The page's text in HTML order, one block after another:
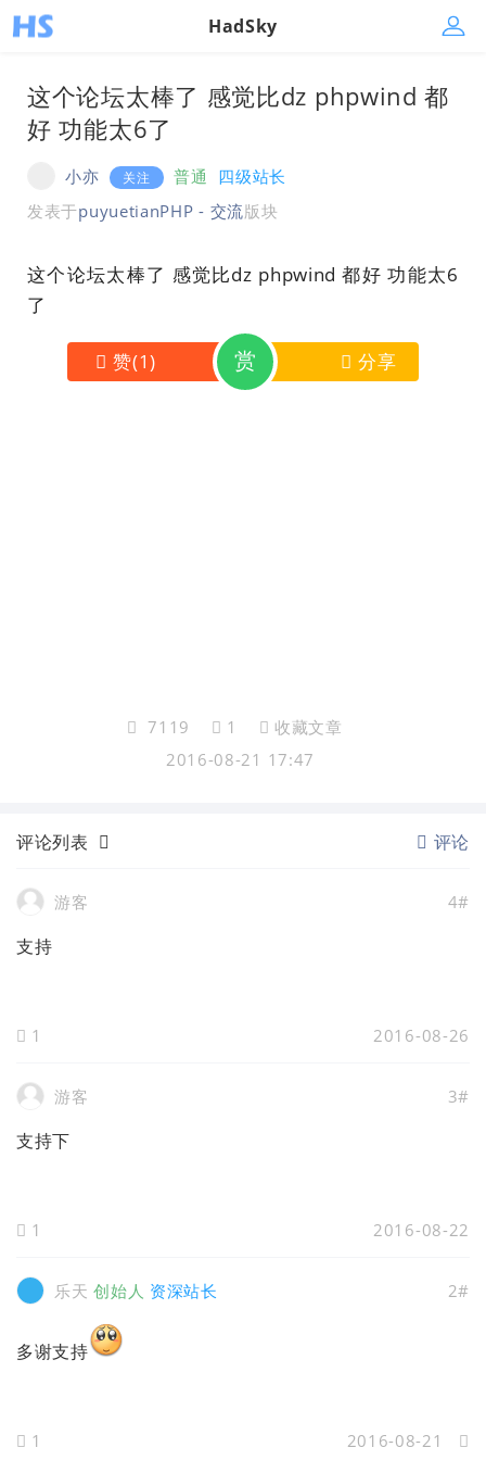
HadSky
这个论坛太棒了 感觉比dz phpwind 都
好 功能太6了
小亦 关注 普通
四级站长
发表于puyuetianPHP - 交流版块
这个论坛太棒了 感觉比dz phpwind 都好 功能太6
了
赞(1) 赏 分享
7119 1
收藏文章
2016-08-21 17:47
评论列表 评论
游客 4#
支持
1 2016-08-26
游客 3#
支持下
1 2016-08-22
乐天 创始人 资深站长 2#
多谢支持
1 2016-08-21